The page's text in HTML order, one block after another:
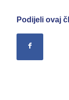
Podijeli ovaj